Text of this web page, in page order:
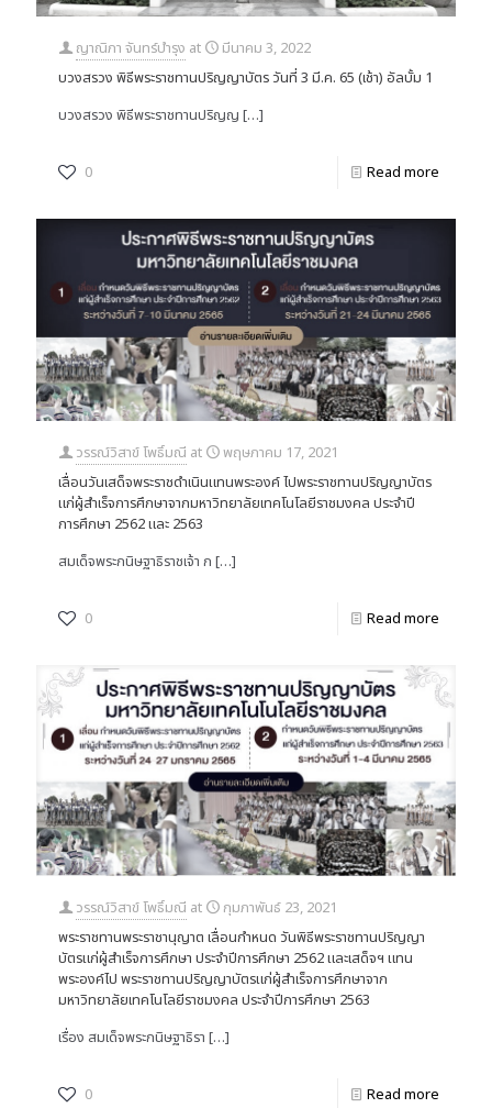
ญาณิภา จันทร์บำรุง at
มีนาคม 3, 2022
บวงสรวง พิธีพระราชทานปริญญาบัตร วันที่ 3 มี.ค. 65 (เช้า) อัลบั้ม 1
บวงสรวง พิธีพระราชทานปริญญ […]
0 Read more
วรรณ์วิสาข์ โพธิ์มณี at
พฤษภาคม 17, 2021
เลื่อนวันเสด็จพระราชดำเนินแทนพระองค์ ไปพระราชทานปริญญาบัตร
แก่ผู้สำเร็จการศึกษาจากมหาวิทยาลัยเทคโนโลยีราชมงคล ประจำปี
การศึกษา 2562 และ 2563
สมเด็จพระกนิษฐาธิราชเจ้า ก […]
0 Read more
วรรณ์วิสาข์ โพธิ์มณี at
กุมภาพันธ์ 23, 2021
พระราชทานพระราชานุญาต เลื่อนกำหนด วันพิธีพระราชทานปริญญา
บัตรแก่ผู้สำเร็จการศึกษา ประจำปีการศึกษา 2562 และเสด็จฯ แทน
พระองค์ไป พระราชทานปริญญาบัตรแก่ผู้สําเร็จการศึกษาจาก
มหาวิทยาลัยเทคโนโลยีราชมงคล ประจำปีการศึกษา 2563
เรื่อง สมเด็จพระกนิษฐาธิรา […]
0 Read more